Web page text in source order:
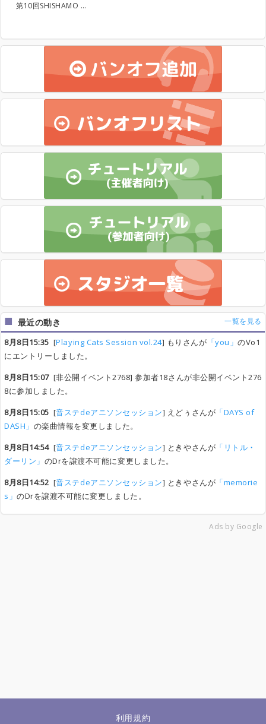
第10回SHISHAMO NO SESSION
最近の動き 一覧を見る
8月8日15:35 [Playing Cats Session vol.24] もりさんが 「you」のVo1
にエントリーしました。
8月8日15:07[非公開イベント2768] 参加者18さんが非公開イベント276
8に参加しました。
8月8日15:05 [音ステdeアニソンセッション] えどぅさんが 「DAYS of
DASH」 の楽曲情報を変更しました。
8月8日14:54[音ステdeアニソンセッション] ときやさんが 「リトル・
ダーリン」 のDrを譲渡不可能に変更しました。
8月8日14:52 [音ステdeアニソンセッション] ときやさんが 「memorie
s」のDrを譲渡不可能に変更しました。
Ads by Google
利用規約